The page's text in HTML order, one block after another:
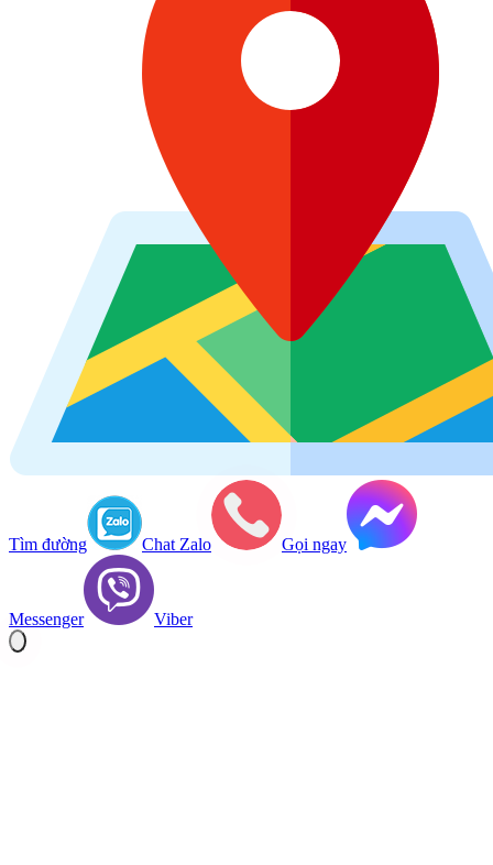
Tìm đường Chat Zalo Gọi ngay
Messenger Viber